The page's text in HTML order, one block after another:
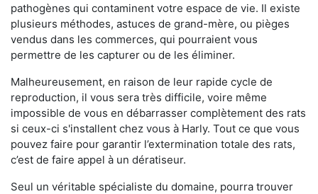
pathogènes qui contaminent votre espace de vie. Il existe
plusieurs méthodes, astuces de grand-mère, ou pièges
vendus dans les commerces, qui pourraient vous
permettre de les capturer ou de les éliminer.
Malheureusement, en raison de leur rapide cycle de
reproduction, il vous sera très difficile, voire même
impossible de vous en débarrasser complètement des rats
si ceux-ci s'installent chez vous à Harly. Tout ce que vous
pouvez faire pour garantir l’extermination totale des rats,
c’est de faire appel à un dératiseur.
Seul un véritable spécialiste du domaine, pourra trouver